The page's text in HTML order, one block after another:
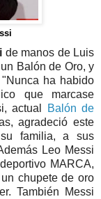
de manos de Luis
Balón de Oro, y
ha habido
que marcase
actual
Balón de
agradeció este
familia, a sus
Leo Messi
MARCA,
chupete de oro
También Messi